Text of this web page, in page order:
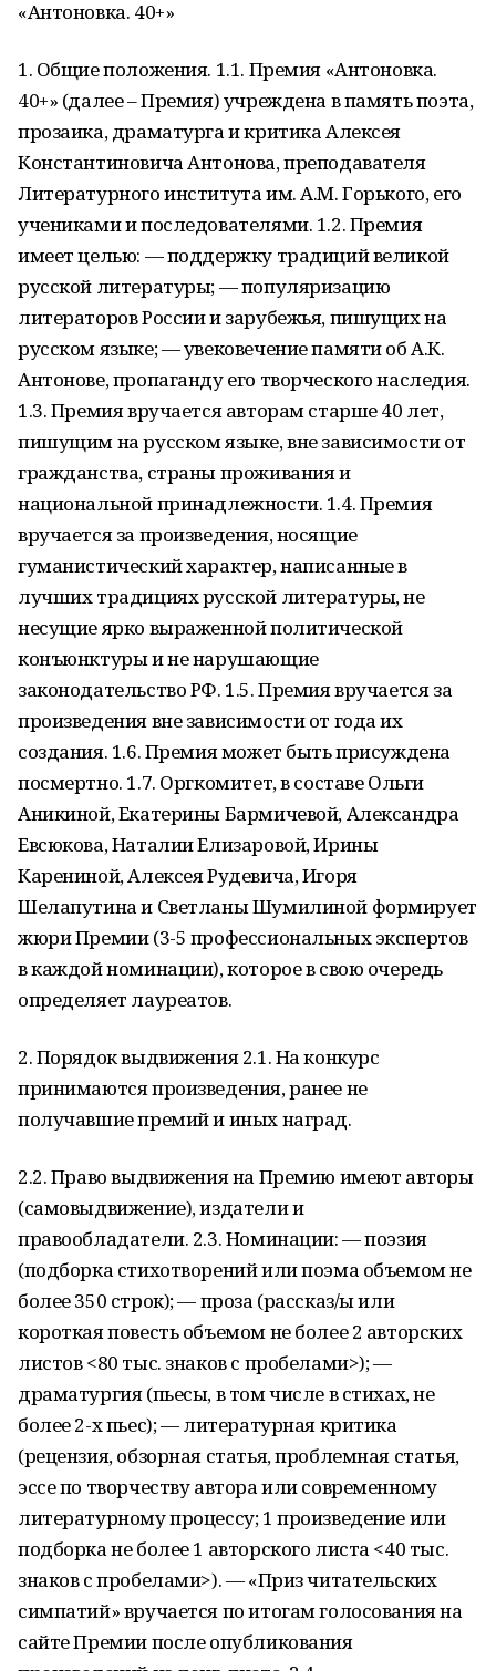
«Антоновка. 40+»
1. Общие положения. 1.1. Премия «Антоновка.
40+» (далее – Премия) учреждена в память поэта,
прозаика, драматурга и критика Алексея
Константиновича Антонова, преподавателя
Литературного института им. А.М. Горького, его
учениками и последователями. 1.2. Премия
имеет целью: — поддержку традиций великой
русской литературы; — популяризацию
литераторов России и зарубежья, пишущих на
русском языке; — увековечение памяти об А.К.
Антонове, пропаганду его творческого наследия.
1.3. Премия вручается авторам старше 40 лет,
пишущим на русском языке, вне зависимости от
гражданства, страны проживания и
национальной принадлежности. 1.4. Премия
вручается за произведения, носящие
гуманистический характер, написанные в
лучших традициях русской литературы, не
несущие ярко выраженной политической
конъюнктуры и не нарушающие
законодательство РФ. 1.5. Премия вручается за
произведения вне зависимости от года их
создания. 1.6. Премия может быть присуждена
посмертно. 1.7. Оргкомитет, в составе Ольги
Аникиной, Екатерины Бармичевой, Александра
Евсюкова, Наталии Елизаровой, Ирины
Карениной, Алексея Рудевича, Игоря
Шелапутина и Светланы Шумилиной формирует
жюри Премии (3-5 профессиональных экспертов
в каждой номинации), которое в свою очередь
определяет лауреатов.
2. Порядок выдвижения 2.1. На конкурс
принимаются произведения, ранее не
получавшие премий и иных наград.
2.2. Право выдвижения на Премию имеют авторы
(самовыдвижение), издатели и
правообладатели. 2.3. Номинации: — поэзия
(подборка стихотворений или поэма объемом не
более 350 строк); — проза (рассказ/ы или
короткая повесть объемом не более 2 авторских
листов <80 тыс. знаков с пробелами>); —
драматургия (пьесы, в том числе в стихах, не
более 2-х пьес); — литературная критика
(рецензия, обзорная статья, проблемная статья,
эссе по творчеству автора или современному
литературному процессу; 1 произведение или
подборка не более 1 авторского листа <40 тыс.
знаков с пробелами>). — «Приз читательских
симпатий» вручается по итогам голосования на
сайте Премии после опубликования